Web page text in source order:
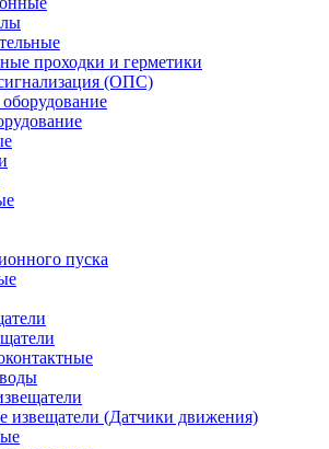
проходки и герметики
(ОПС)
пуска
извещатели (Датчики движения)